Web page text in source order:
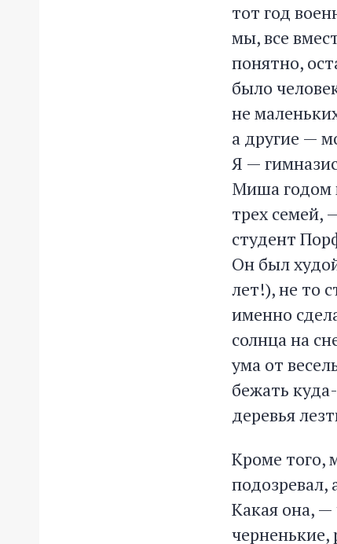
тот год
мы, все
понятно,
было
не
а другие —
Я —
Миша годом
трех семей,
студент
Он был
лет!), не то
именно
солнца на
ума от
бежать
деревья
Кроме того,
подозревал,
Какая она, —